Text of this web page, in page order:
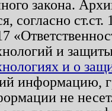
закона.
согласно
и
и о
информацию,
не